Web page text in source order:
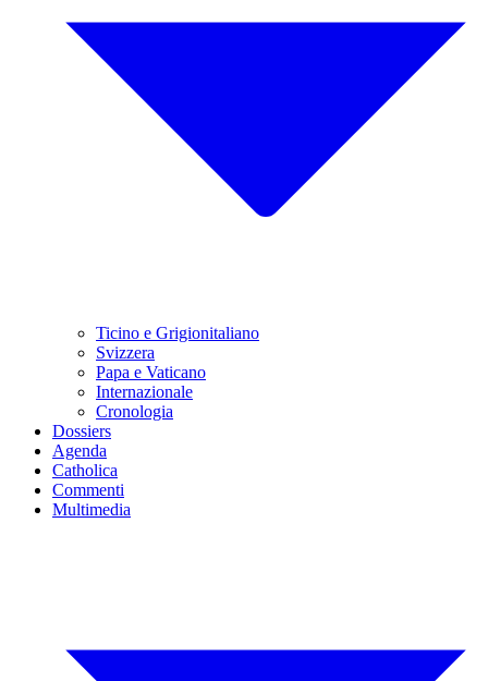
Ticino e Grigionitaliano
Svizzera
Papa e Vaticano
Internazionale
Cronologia
Dossiers
Agenda
Catholica
Commenti
Multimedia